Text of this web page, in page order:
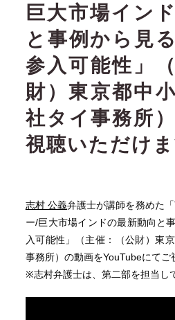
巨大市場イン
と事例から見
参入可能性」
財）東京都中
社タイ事務所
視聴いただけま
志村 公義弁護士が講師を務めた
ー/巨大市場インドの最新動向と
入可能性」（主催：（公財）東
事務所）の動画をYouTubeにてご
※志村弁護士は、第二部を担当し